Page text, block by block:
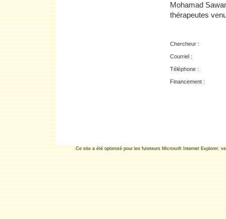
Mohamad
thérapeutes
Chercheur :
Courriel :
Téléphone :
Financement :
Ce site a été optimisé pour les fureteurs Microsoft Internet Explorer,